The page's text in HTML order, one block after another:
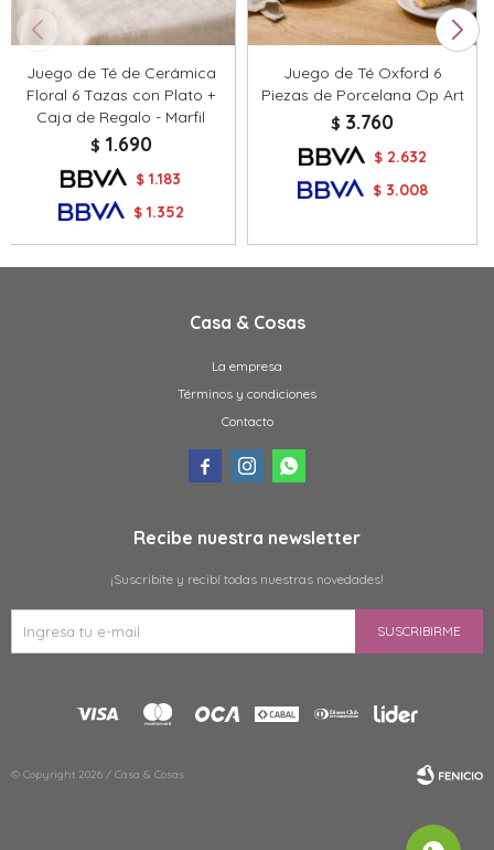
Juego de Té de Cerámica
Floral 6 Tazas con Plato +
Caja de Regalo - Marfil
$ 1.690
$ 1.183
$ 1.352
Juego de Té Oxford 6
Piezas de Porcelana Op Art
$ 3.760
$ 2.632
$ 3.008
Casa & Cosas
La empresa
Términos y condiciones
Contacto
  
Recibe nuestra newsletter
¡Suscribite y recibí todas nuestras novedades!
SUSCRIBIRME
© Copyright 2026 / Casa & Cosas